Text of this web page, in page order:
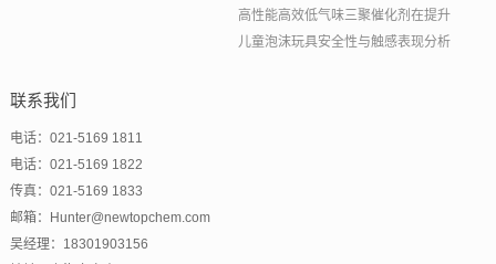
高性能高效低气味三聚催化剂在提升
儿童泡沫玩具安全性与触感表现分析
联系我们
电话：021-5169 1811
电话：021-5169 1822
传真：021-5169 1833
邮箱：Hunter@newtopchem.com
吴经理：18301903156